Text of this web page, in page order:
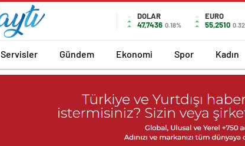
DOLAR
47,7436 0.18%
EURO
55,2510
Servisler Gündem Ekonomi Spor Kadın